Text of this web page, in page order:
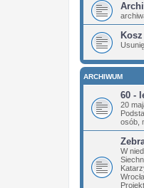
Kosz
ARCHIWUM
60 -
20
osób,
W